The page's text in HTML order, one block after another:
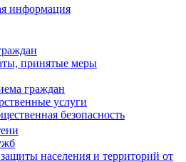
информация
принятые меры
граждан
услуги
безопасность
населения и территорий от